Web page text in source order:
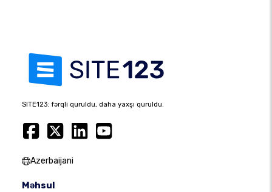
SITE123: fərqli quruldu, daha yaxşı quruldu.
Azerbaijani
Məhsul